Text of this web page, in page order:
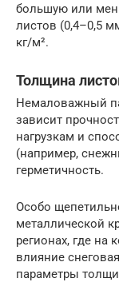
большую или
листов (0,4–0,5
кг/м².
Толщина
Немаловажный
зависит
нагрузкам и
(например,
герметичность.
Особо
металлической
регионах, где на
влияние
параметры